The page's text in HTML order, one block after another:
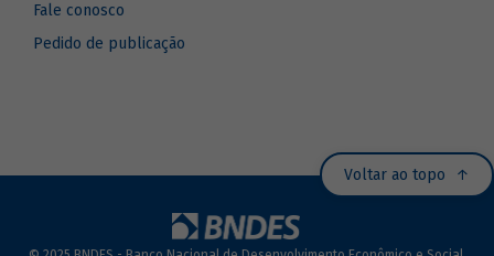
Fale conosco
Pedido de publicação
Voltar ao topo